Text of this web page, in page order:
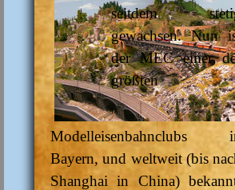
seitdem
gewachsen. Nun
der MEC einer
größten
Modelleisenbahnclubs
Bayern, und weltweit (bis
Shanghai in China)